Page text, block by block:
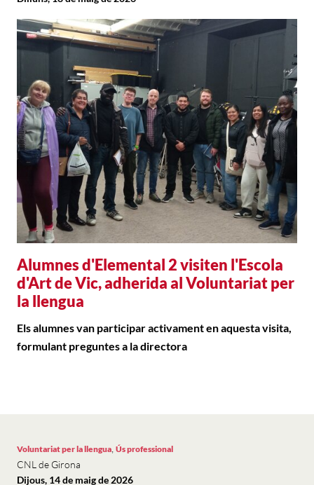
Alumnes d'Elemental 2 visiten l'Escola
d'Art de Vic, adherida al Voluntariat per
la llengua
Els alumnes van participar activament en aquesta visita,
formulant preguntes a la directora
Voluntariat per la llengua, Ús professional
CNL de Girona
Dijous, 14 de maig de 2026